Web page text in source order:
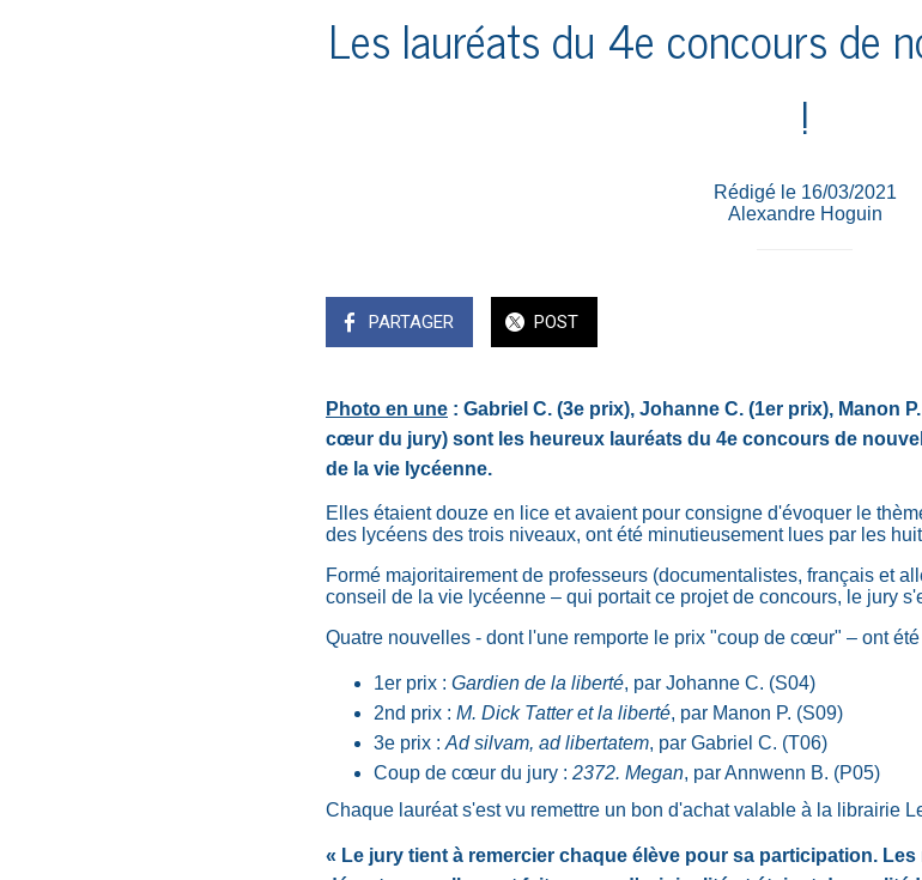
Les lauréats du 4e concours de
!
Rédigé le 16/03/2021
Alexandre Hoguin
PARTAGER POST
Photo en une : Gabriel C. (3e prix), Johanne C. (1er prix), Manon
cœur du jury) sont les heureux lauréats du 4e concours de
de la vie lycéenne.
Elles étaient douze en lice et avaient pour consigne d'évoquer le
des lycéens des trois niveaux, ont été minutieusement lues par les
Formé majoritairement de professeurs (documentalistes, français et
conseil de la vie lycéenne – qui portait ce projet de concours, le jury
Quatre nouvelles - dont l'une remporte le prix "coup de cœur" – ont
1er prix : Gardien de la liberté, par Johanne C. (S04)
2nd prix : M. Dick Tatter et la liberté, par Manon P. (S09)
3e prix : Ad silvam, ad libertatem, par Gabriel C. (T06)
Coup de cœur du jury : 2372. Megan, par Annwenn B. (P05)
Chaque lauréat s'est vu remettre un bon d'achat valable à la librairie
« Le jury tient à remercier chaque élève pour sa participation.